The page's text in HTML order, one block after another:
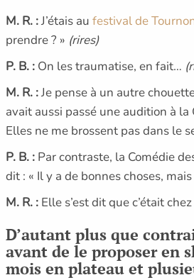
M. R. :J’étais au festival de
prendre ? » (rires)
P. B. : On les traumatise, en fait…
M. R. :Je pense à un autre
avait aussi passé une audition à
Elles ne me brossent pas dans le
P. B. : Par contraste, la Comédie
dit : « Il y a de bonnes choses,
M. R. : Elle s’est dit que c’était
D’autant plus que
avant de le proposer en
mois en plateau et